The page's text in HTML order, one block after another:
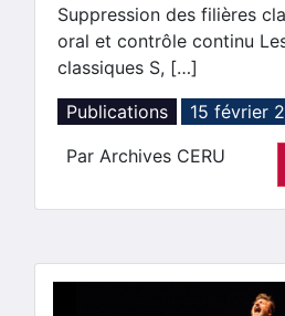
Suppression des filières
oral et contrôle continu
classiques S, […]
Publications
15 février
Par Archives CERU